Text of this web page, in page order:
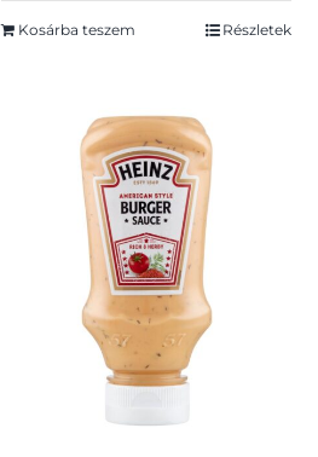
Kosárba teszem Részletek